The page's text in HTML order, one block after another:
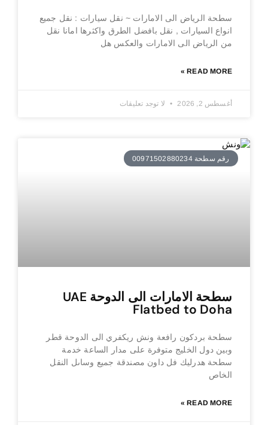
سطحة الرياض الى الامارات ~ نقل سيارات : نقل جميع
انواع السيارات , نقل بافضل الطرق واكثرها امانا نقل
من الرياض الى الامارات والعكس هل
READ MORE »
أغسطس 2, 2026 لا توجد تعليقات
رقم سطحة 00971502880234
سطحة الامارات الى الدوحة UAE
Flatbed to Doha
سطحة بردكون رافعة ونش ريكفري الى الدوحة قطر
وبين دول الخليج متوفرة على مدار الساعة خدمة
سطحة هدرليك فل داون مصندقة جميع وساىل النقل
الخاص
READ MORE »